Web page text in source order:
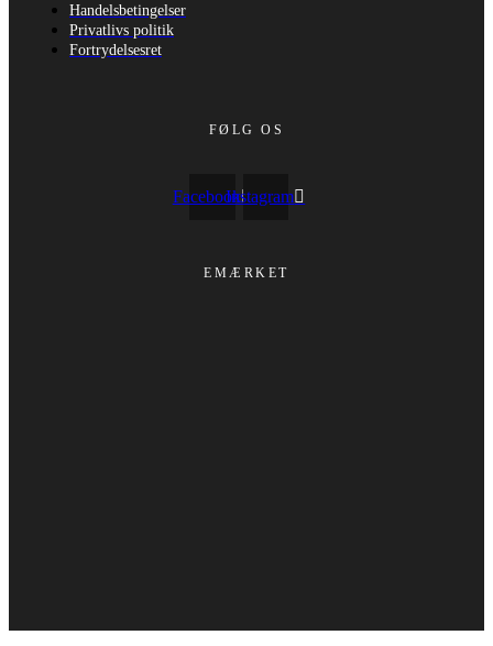
Handelsbetingelser
Privatlivs politik
Fortrydelsesret
FØLG OS
FacebookInstagram
EMÆRKET